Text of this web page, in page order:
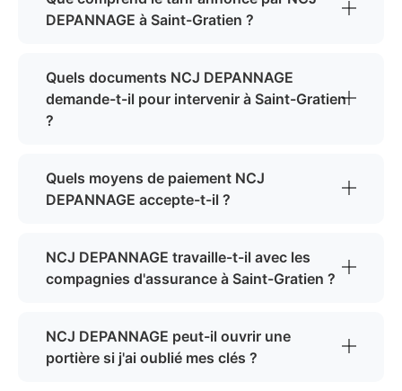
DEPANNAGE à Saint-Gratien ?
Quels documents NCJ DEPANNAGE
demande-t-il pour intervenir à Saint-Gratien
?
Quels moyens de paiement NCJ
DEPANNAGE accepte-t-il ?
NCJ DEPANNAGE travaille-t-il avec les
compagnies d'assurance à Saint-Gratien ?
NCJ DEPANNAGE peut-il ouvrir une
portière si j'ai oublié mes clés ?